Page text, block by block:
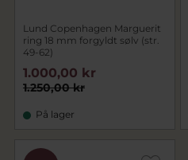
Lund Copenhagen Marguerit
ring 18 mm forgyldt sølv (str.
49-62)
1.250,00 kr
1.000,00 kr
På lager